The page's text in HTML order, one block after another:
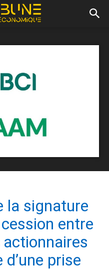
la signature
entre
d’une prise